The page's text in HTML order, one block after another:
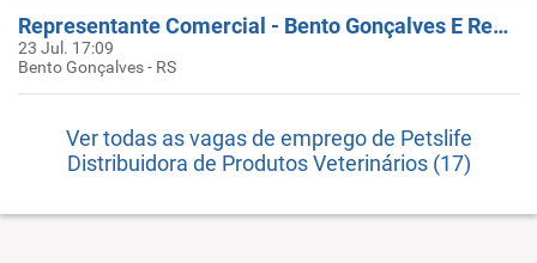
Representante Comercial - Bento Gonçalves E Região
23 Jul. 17:09
Bento Gonçalves - RS
Ver todas as vagas de emprego de Petslife
Distribuidora de Produtos Veterinários (17)